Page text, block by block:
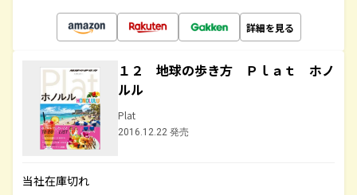
詳細を見る
１２ 地球の歩き方 Ｐｌａｔ ホノ
ルル
Plat
2016.12.22 発売
当社在庫切れ